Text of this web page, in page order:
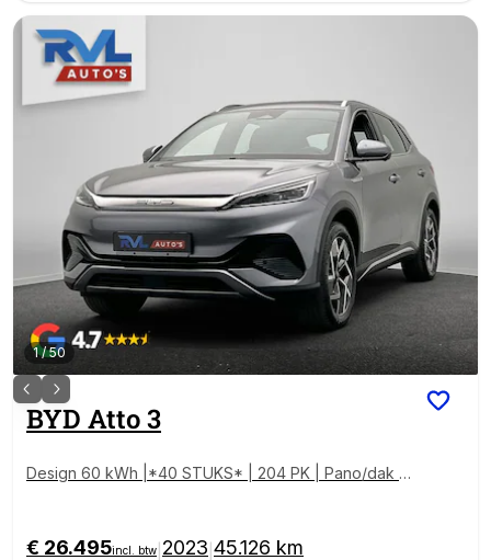
1/50
BYD Atto 3
Design 60 kWh |*40 STUKS* | 204 PK | Pano/dak |
€ 26.495incl. btw 2023 45.126 km